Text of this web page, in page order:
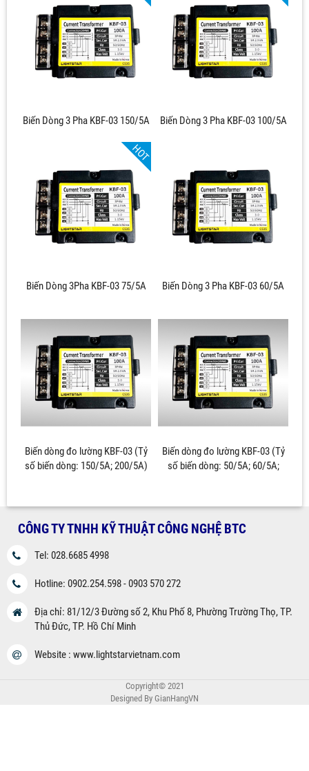
Biến Dòng 3 Pha KBF-03 150/5A Biến Dòng 3 Pha KBF-03 100/5A
HOT
Biến Dòng 3Pha KBF-03 75/5A Biến Dòng 3 Pha KBF-03 60/5A
Biến dòng đo lường KBF-03 (Tỷ
số biến dòng: 150/5A; 200/5A)
Biến dòng đo lường KBF-03 (Tỷ
số biến dòng: 50/5A; 60/5A;
CÔNG TY TNHH KỸ THUẬT CÔNG NGHỆ BTC
Tel: 028.6685 4998
Hotline: 0902.254.598 - 0903 570 272
Địa chỉ: 81/12/3 Đường số 2, Khu Phố 8, Phường Trường Thọ, TP.
Thủ Đức, TP. Hồ Chí Minh
Website : www.lightstarvietnam.com
Copyright© 2021
Designed By GianHangVN